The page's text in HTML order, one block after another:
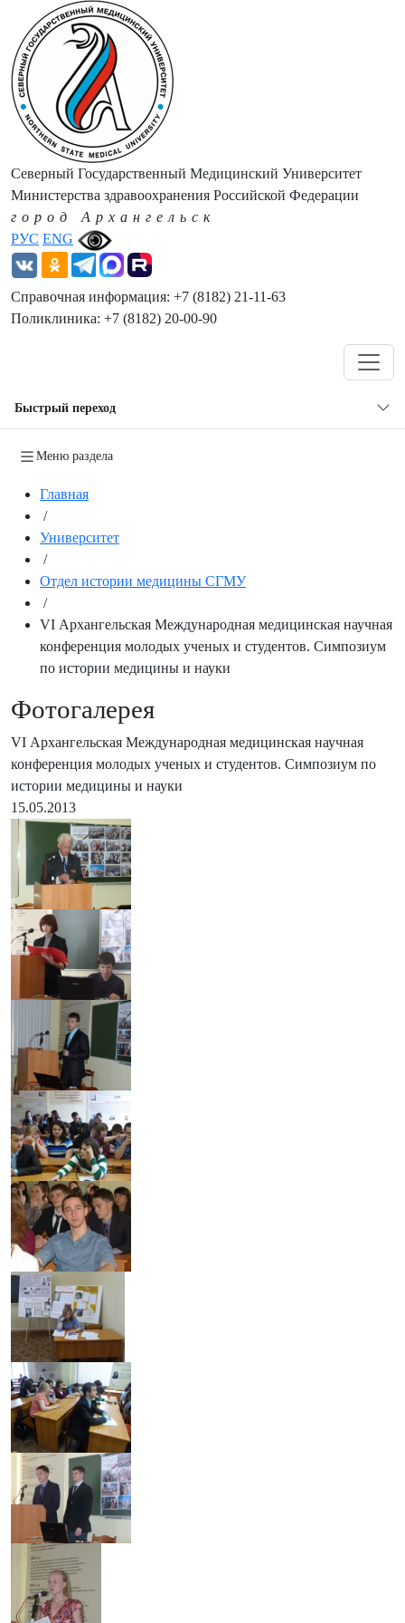
РУС ENG
Северный Государственный Медицинский Университет
Министерства здравоохранения Российской Федерации
город Архангельск
Справочная информация: +7 (8182) 21-11-63
Поликлиника: +7 (8182) 20-00-90
Быстрый переход
Меню раздела
Главная
/
Университет
/
Отдел истории медицины СГМУ
/
VI Архангельская Международная медицинская научная
конференция молодых ученых и студентов. Симпозиум
по истории медицины и науки
Фотогалерея
VI Архангельская Международная медицинская научная
конференция молодых ученых и студентов. Симпозиум по
истории медицины и науки
15.05.2013